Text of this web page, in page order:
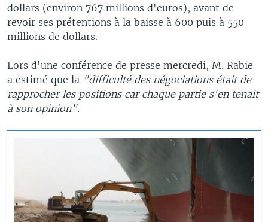
dollars (environ 767 millions d'euros), avant de
revoir ses prétentions à la baisse à 600 puis à 550
millions de dollars.
Lors d'une conférence de presse mercredi, M. Rabie
a estimé que la "difficulté des négociations était de
rapprocher les positions car chaque partie s'en tenait
à son opinion".